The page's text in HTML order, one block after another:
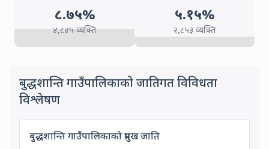
८.७५%
४,८४५ व्यक्ति(
५.१५%
२,८५३ व्यक्ति(
बुद्धशान्ति गाउँपालिकाको जातिगत विविधता
विश्लेषणCaste Diversity Analysis of Khajura
बुद्धशान्ति गाउँपालिकाको प्रमुख जातिMain Caste in Khajura